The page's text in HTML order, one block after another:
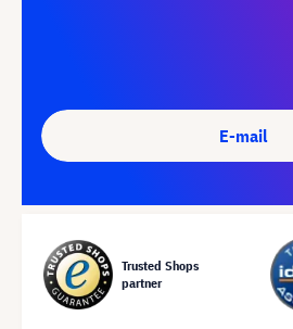
E-mail
Trusted Shops
partner